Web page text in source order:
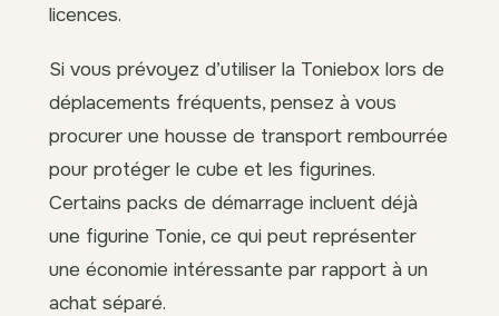
licences.
Si vous prévoyez d’utiliser la Toniebox lors de
déplacements fréquents, pensez à vous
procurer une housse de transport rembourrée
pour protéger le cube et les figurines.
Certains packs de démarrage incluent déjà
une figurine Tonie, ce qui peut représenter
une économie intéressante par rapport à un
achat séparé.